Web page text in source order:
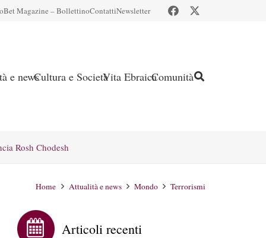
Bet Magazine – BollettinoContattiNewsletter
e newsCultura e SocietàVita EbraicaComunità
Rosh Chodesh
Home Attualità e news Mondo Terrorismi
Articoli recenti